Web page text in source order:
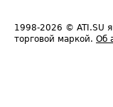
1998-2026 © ATI.SU
торговой маркой. Об